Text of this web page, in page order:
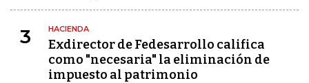
3 HACIENDA
Exdirector de Fedesarrollo califica
como "necesaria" la eliminación de
impuesto al patrimonio